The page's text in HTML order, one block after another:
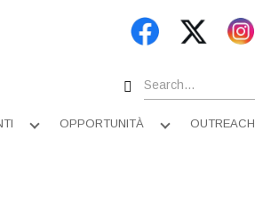
Search
Apri
OPPORTUNITÀ
Apri
OUTREACH